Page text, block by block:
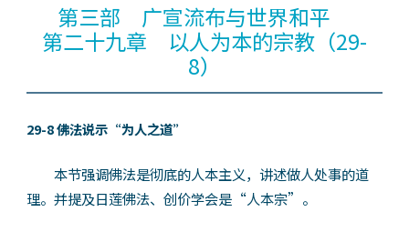
第三部 广宣流布与世界和平
第二十九章 以人为本的宗教（29-
8）
29-8 佛法说示“为人之道”
本节强调佛法是彻底的人本主义，讲述做人处事的道
理。并提及日莲佛法、创价学会是“人本宗”。